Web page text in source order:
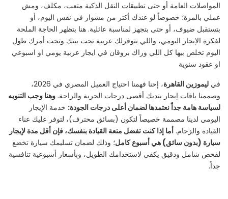
المواصلات العامة أو حتى تطبيقات النقل الذكية متعب، مكلف، ومش
عملي بالمرة؛ خصوصاً لو عندك أكتر من مشوار في نفس اليوم، أو
بتستقبل ضيوف، أو حتى بتجهز لمناسبة عائلية. هنا بتظهر الحاجة الملحة
لفكرة الإيجار اليومي، واللي بتوفرلك عربية تحت بيتك وتحت أمرك طول
اليوم تخلص بيها كل اللي وراك بروقان في ايجار عربية يومي او اسبوعي
او عقود سنوية
في ليموزين القاهرة
، إحنا فهمنا احتياج العميل المصري في 2026،
وصممنا باقات إيجار بتديك أقصى درجات الحرية والراحة. وهنا وجب التنويه
لسياسة هامة جداً نعتمدها لضمان أعلى درجات الجودة: خدمة الإيجار
اليومي لدينا مصممة خصيصاً لتكون (بسائق محترف)، لتوفر عليك عناء
القيادة والزحام. أما إذا كنت تفضل متعة القيادة بنفسك، فإن أقل مدة لإيجار
سيارة (بدون سائق) هي أسبوع كامل؛ وذلك لضمان تسليمك سيارة تخضع
لفحص شامل ودقيق يكفي لاستخدامك الطويل، وبأسعار أسبوعية تنافسية
جداً.